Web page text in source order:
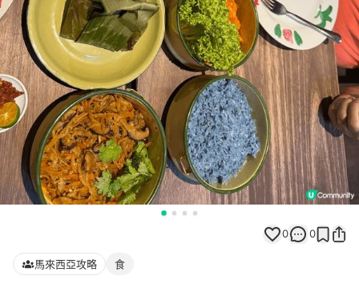
0 0
馬來西亞攻略 食